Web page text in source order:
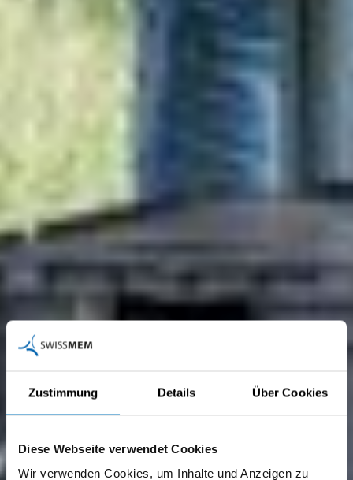
Zustimmung Details Über Cookies
Diese Webseite verwendet Cookies
Wir verwenden Cookies, um Inhalte und Anzeigen zu